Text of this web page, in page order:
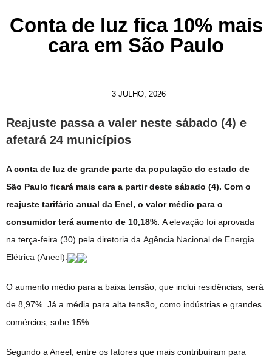
Conta de luz fica 10% mais
cara em São Paulo
3 JULHO, 2026
Reajuste passa a valer neste sábado (4) e
afetará 24 municípios
A conta de luz de grande parte da população do estado de
São Paulo ficará mais cara a partir deste sábado (4). Com o
reajuste tarifário anual da Enel, o valor médio para o
consumidor terá aumento de 10,18%. A elevação foi aprovada
na terça-feira (30) pela diretoria da Agência Nacional de Energia
Elétrica (Aneel).
O aumento médio para a baixa tensão, que inclui residências, será
de 8,97%. Já a média para alta tensão, como indústrias e grandes
comércios, sobe 15%.
Segundo a Aneel, entre os fatores que mais contribuíram para